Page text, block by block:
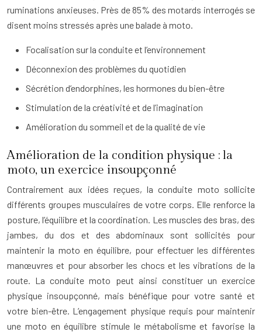
ruminations anxieuses. Près de 85% des motards interrogés se
disent moins stressés après une balade à moto.
Focalisation sur la conduite et l’environnement
Déconnexion des problèmes du quotidien
Sécrétion d’endorphines, les hormones du bien-être
Stimulation de la créativité et de l’imagination
Amélioration du sommeil et de la qualité de vie
Amélioration de la condition physique : la
moto, un exercice insoupçonné
Contrairement aux idées reçues, la conduite moto sollicite
différents groupes musculaires de votre corps. Elle renforce la
posture, l’équilibre et la coordination. Les muscles des bras, des
jambes, du dos et des abdominaux sont sollicités pour
maintenir la moto en équilibre, pour effectuer les différentes
manœuvres et pour absorber les chocs et les vibrations de la
route. La conduite moto peut ainsi constituer un exercice
physique insoupçonné, mais bénéfique pour votre santé et
votre bien-être. L’engagement physique requis pour maintenir
une moto en équilibre stimule le métabolisme et favorise la